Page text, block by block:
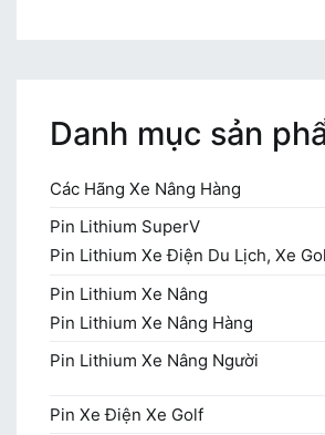
Danh mục sản
Các Hãng Xe Nâng Hàng
Pin Lithium SuperV
Pin Lithium Xe Điện Du Lịch, Xe
Pin Lithium Xe Nâng
Pin Lithium Xe Nâng Hàng
Pin Lithium Xe Nâng Người
Pin Xe Điện Xe Golf